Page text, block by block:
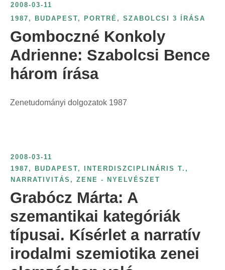
2008-03-11
1987 , BUDAPEST, PORTRÉ , SZABOLCSI 3 ÍRÁSA
Gomboczné Konkoly
Adrienne: Szabolcsi Bence
három írása
Zenetudományi dolgozatok 1987
2008-03-11
1987 , BUDAPEST, INTERDISZCIPLINÁRIS T. ,
NARRATIVITÁS , ZENE - NYELVÉSZET
Grabócz Márta: A
szemantikai kategóriák
típusai. Kísérlet a narratív
irodalmi szemiotika zenei